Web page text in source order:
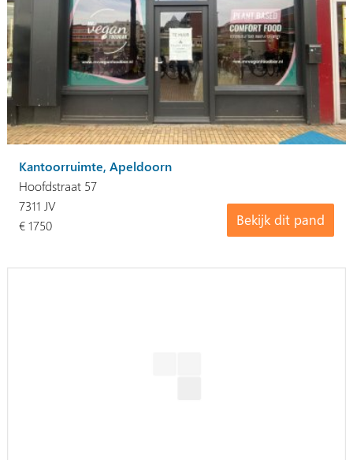
Kantoorruimte, Apeldoorn
Hoofdstraat 57
Bekijk dit pand
7311 JV
€ 1750